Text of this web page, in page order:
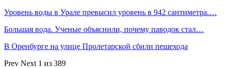
Уровень воды в Урале превысил уровень в 942 сантиметра.…
Большая вода. Ученые объяснили, почему паводок стал…
В Оренбурге на улице Пролетарской сбили пешехода
Prev Next 1 из 389